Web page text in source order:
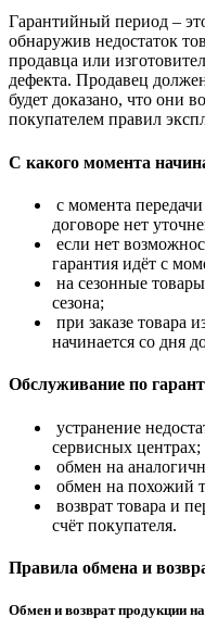
Гарантийный период –
обнаружив недостаток
продавца или
дефекта. Продавец
будет доказано, что они
покупателем правил
С какого момента
с момента
договоре нет
если нет
гарантия идёт с
на сезонные
сезона;
при заказе товара
начинается со дня
Обслуживание по
устранение
сервисных центрах;
обмен на
обмен на похожий
возврат товара и
счёт покупателя.
Правила обмена и
Обмен и возврат продукции